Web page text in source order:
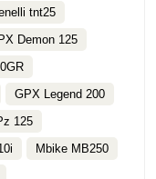
tnt25
Demon 125
GPX Legend 200
125
Mbike MB250